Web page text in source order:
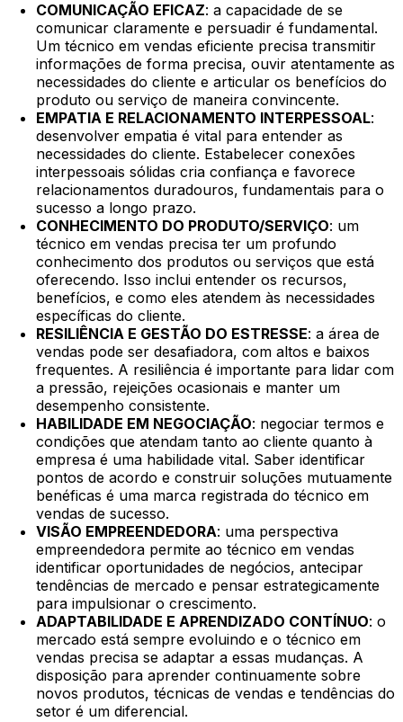
COMUNICAÇÃO EFICAZ: a capacidade de se
comunicar claramente e persuadir é fundamental.
Um técnico em vendas eficiente precisa transmitir
informações de forma precisa, ouvir atentamente as
necessidades do cliente e articular os benefícios do
produto ou serviço de maneira convincente.
EMPATIA E RELACIONAMENTO INTERPESSOAL:
desenvolver empatia é vital para entender as
necessidades do cliente. Estabelecer conexões
interpessoais sólidas cria confiança e favorece
relacionamentos duradouros, fundamentais para o
sucesso a longo prazo.
CONHECIMENTO DO PRODUTO/SERVIÇO: um
técnico em vendas precisa ter um profundo
conhecimento dos produtos ou serviços que está
oferecendo. Isso inclui entender os recursos,
benefícios, e como eles atendem às necessidades
específicas do cliente.
RESILIÊNCIA E GESTÃO DO ESTRESSE: a área de
vendas pode ser desafiadora, com altos e baixos
frequentes. A resiliência é importante para lidar com
a pressão, rejeições ocasionais e manter um
desempenho consistente.
HABILIDADE EM NEGOCIAÇÃO: negociar termos e
condições que atendam tanto ao cliente quanto à
empresa é uma habilidade vital. Saber identificar
pontos de acordo e construir soluções mutuamente
benéficas é uma marca registrada do técnico em
vendas de sucesso.
VISÃO EMPREENDEDORA: uma perspectiva
empreendedora permite ao técnico em vendas
identificar oportunidades de negócios, antecipar
tendências de mercado e pensar estrategicamente
para impulsionar o crescimento.
ADAPTABILIDADE E APRENDIZADO CONTÍNUO: o
mercado está sempre evoluindo e o técnico em
vendas precisa se adaptar a essas mudanças. A
disposição para aprender continuamente sobre
novos produtos, técnicas de vendas e tendências do
setor é um diferencial.